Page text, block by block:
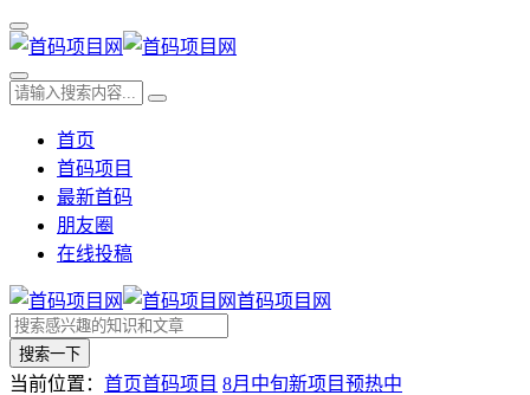
首页
首码项目
最新首码
朋友圈
在线投稿
首码项目网
搜索一下
当前位置： 首页首码项目 8月中旬新项目预热中